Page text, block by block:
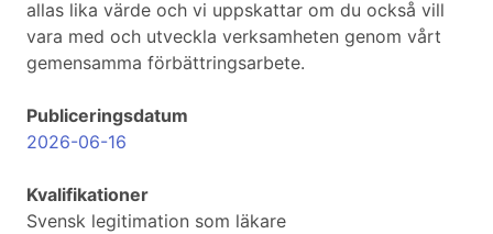
allas lika värde och vi uppskattar om du också vill
vara med och utveckla verksamheten genom vårt
gemensamma förbättringsarbete.
Publiceringsdatum
2026-06-16
Kvalifikationer
Svensk legitimation som läkare